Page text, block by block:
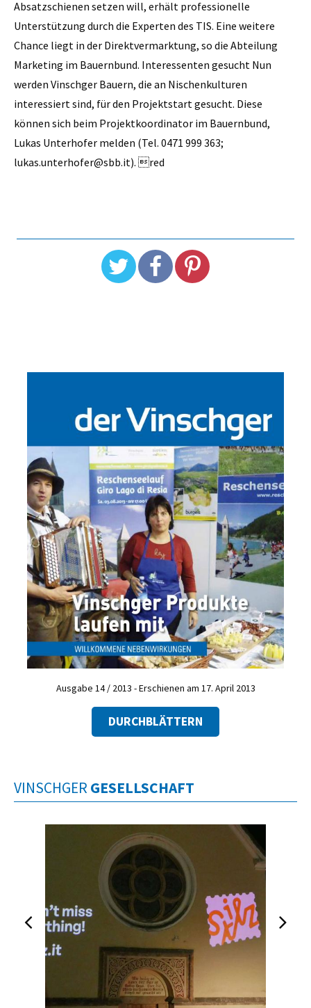
Absatzschienen setzen will, erhält professionelle
Unterstützung durch die Experten des TIS. Eine weitere
Chance liegt in der Direktvermarktung, so die Abteilung
Marketing im Bauernbund. Interessenten gesucht Nun
werden Vinschger Bauern, die an Nischenkulturen
interessiert sind, für den Projektstart gesucht. Diese
können sich beim Projektkoordinator im Bauernbund,
Lukas ­Unterhofer melden (Tel. 0471 999 363;
lukas.unterhofer@sbb.it). red
Ausgabe 14 / 2013 - Erschienen am 17. April 2013
DURCHBLÄTTERN
VINSCHGER GESELLSCHAFT